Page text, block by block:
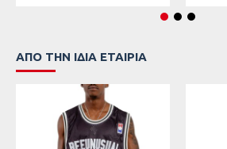
ΑΠΌ ΤΗΝ ΊΔΙΑ ΕΤΑΙΡΊΑ